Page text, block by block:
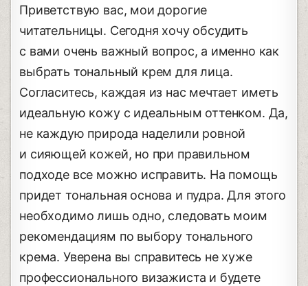
Приветствую вас, мои дорогие
читательницы. Сегодня хочу обсудить
с вами очень важный вопрос, а именно как
выбрать тональный крем для лица.
Согласитесь, каждая из нас мечтает иметь
идеальную кожу с идеальным оттенком. Да,
не каждую природа наделили ровной
и сияющей кожей, но при правильном
подходе все можно исправить. На помощь
придет тональная основа и пудра. Для этого
необходимо лишь одно, следовать моим
рекомендациям по выбору тонального
крема. Уверена вы справитесь не хуже
профессионального визажиста и будете